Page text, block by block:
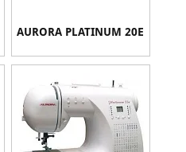
AURORA PLATINUM 20E